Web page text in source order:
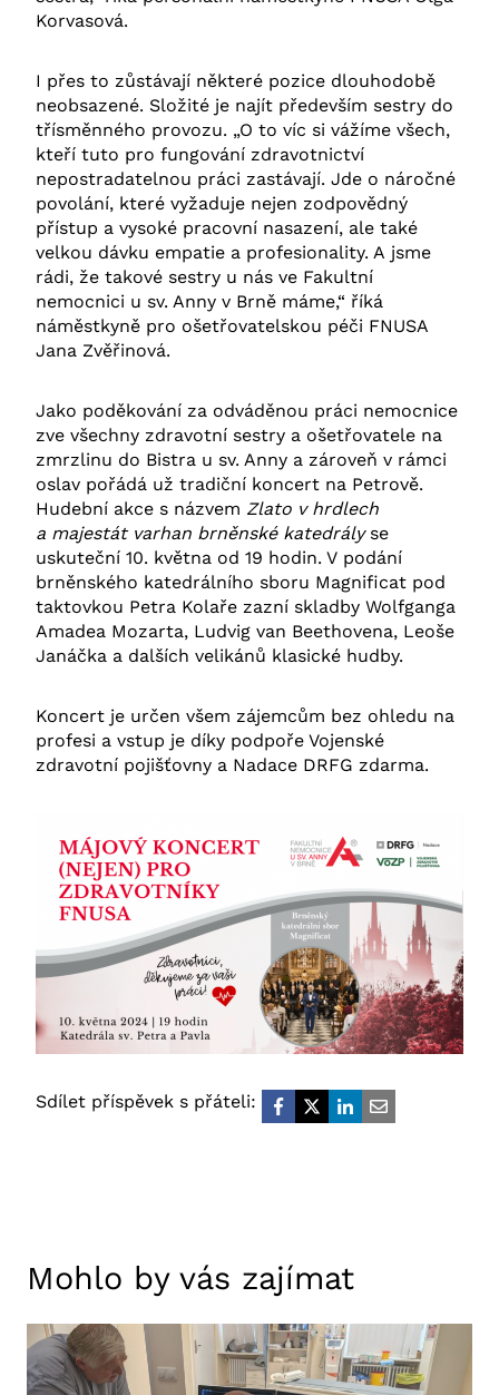
Korvasová.
I přes to zůstávají některé pozice dlouhodobě
neobsazené. Složité je najít především sestry do
třísměnného provozu. „O to víc si vážíme všech,
kteří tuto pro fungování zdravotnictví
nepostradatelnou práci zastávají. Jde o náročné
povolání, které vyžaduje nejen zodpovědný
přístup a vysoké pracovní nasazení, ale také
velkou dávku empatie a profesionality. A jsme
rádi, že takové sestry u nás ve Fakultní
nemocnici u sv. Anny v Brně máme,“ říká
náměstkyně pro ošetřovatelskou péči FNUSA
Jana Zvěřinová.
Jako poděkování za odváděnou práci nemocnice
zve všechny zdravotní sestry a ošetřovatele na
zmrzlinu do Bistra u sv. Anny a zároveň v rámci
oslav pořádá už tradiční koncert na Petrově.
Hudební akce s názvem Zlato v hrdlech
a majestát varhan brněnské katedrályse
uskuteční 10. května od 19 hodin. V podání
brněnského katedrálního sboru Magnificat pod
taktovkou Petra Kolaře zazní skladby Wolfganga
Amadea Mozarta, Ludvig van Beethovena, Leoše
Janáčka a dalších velikánů klasické hudby.
Koncert je určen všem zájemcům bez ohledu na
profesi a vstup je díky podpoře Vojenské
zdravotní pojišťovny a Nadace DRFG zdarma.
Sdílet příspěvek s přáteli:
Mohlo by vás zajímat